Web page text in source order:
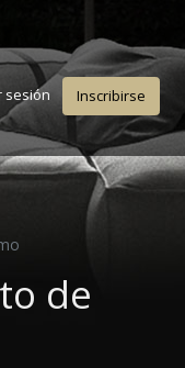
sesión Inscribirse
de